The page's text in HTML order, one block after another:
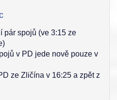
pár spojů (ve 3:15 ze
v PD jede nově pouze v
ze Zličína v 16:25 a zpět z